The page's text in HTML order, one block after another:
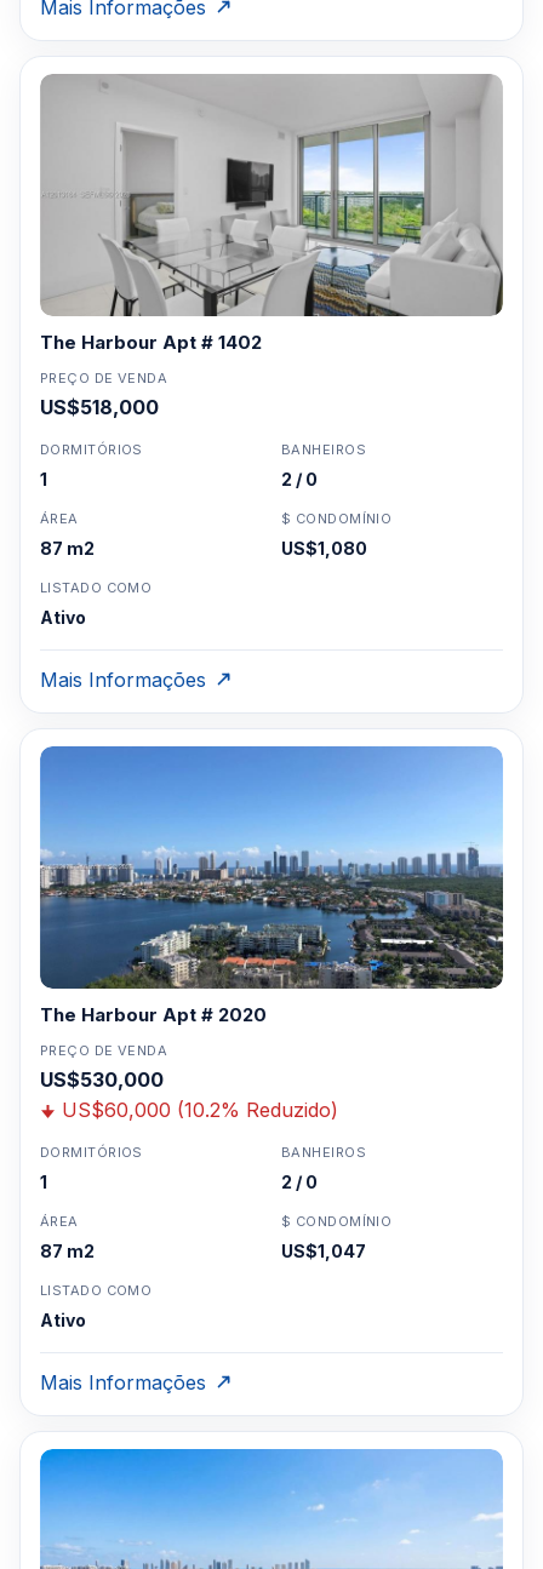
Mais Informações
The Harbour Apt # 1402
PREÇO DE VENDA
US$518,000
DORMITÓRIOS
1
BANHEIROS
2 / 0
ÁREA
87 m2
$ CONDOMÍNIO
US$1,080
LISTADO COMO
Ativo
Mais Informações
The Harbour Apt # 2020
PREÇO DE VENDA
US$530,000
US$60,000 (10.2% Reduzido)
DORMITÓRIOS
1
BANHEIROS
2 / 0
ÁREA
87 m2
$ CONDOMÍNIO
US$1,047
LISTADO COMO
Ativo
Mais Informações